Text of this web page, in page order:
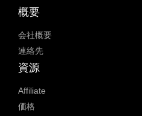
概要
会社概要
連絡先
資源
Affiliate
価格